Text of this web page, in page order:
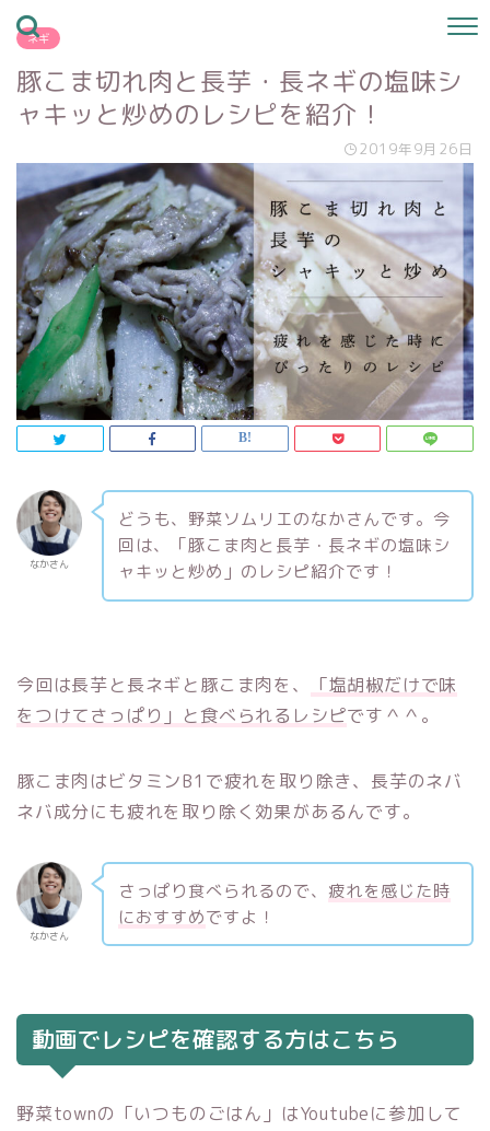
ネギ
豚こま切れ肉と長芋・長ネギの塩味シ
ャキッと炒めのレシピを紹介！
2019年9月26日
なかさん
どうも、野菜ソムリエのなかさんです。今
回は、「豚こま肉と長芋・長ネギの塩味シ
ャキッと炒め」のレシピ紹介です！
今回は長芋と長ネギと豚こま肉を、
「塩胡椒だけで味
をつけてさっぱり」と食べられるレシピです＾＾。
豚こま肉はビタミンB1で疲れを取り除き、長芋のネバ
ネバ成分にも疲れを取り除く効果があるんです。
なかさん
さっぱり食べられるので、 疲れを感じた時
におすすめですよ！
動画でレシピを確認する方はこちら
野菜townの「いつものごはん」はYoutubeに参加して